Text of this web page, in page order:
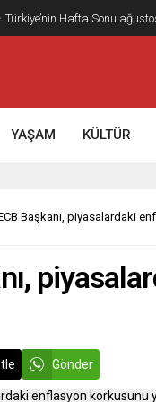
Gazze’nin geleceği:
YAŞAM KÜLTÜR
Başkanı, piyasalardaki
Gönder